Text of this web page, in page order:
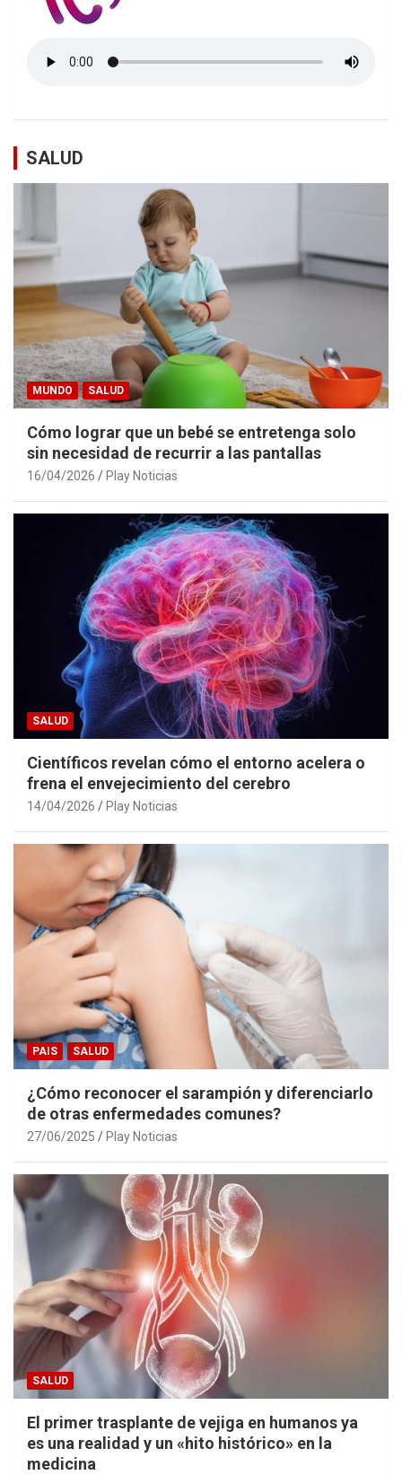
SALUD
MUNDO SALUD
Cómo lograr que un bebé se entretenga solo
sin necesidad de recurrir a las pantallas
16/04/2026 Play Noticias
SALUD
Científicos revelan cómo el entorno acelera o
frena el envejecimiento del cerebro
14/04/2026 Play Noticias
PAIS SALUD
¿Cómo reconocer el sarampión y diferenciarlo
de otras enfermedades comunes?
27/06/2025 Play Noticias
SALUD
El primer trasplante de vejiga en humanos ya
es una realidad y un «hito histórico» en la
medicina